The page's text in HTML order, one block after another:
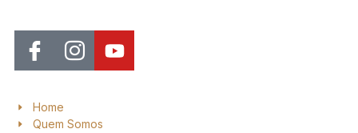
Home
Quem Somos